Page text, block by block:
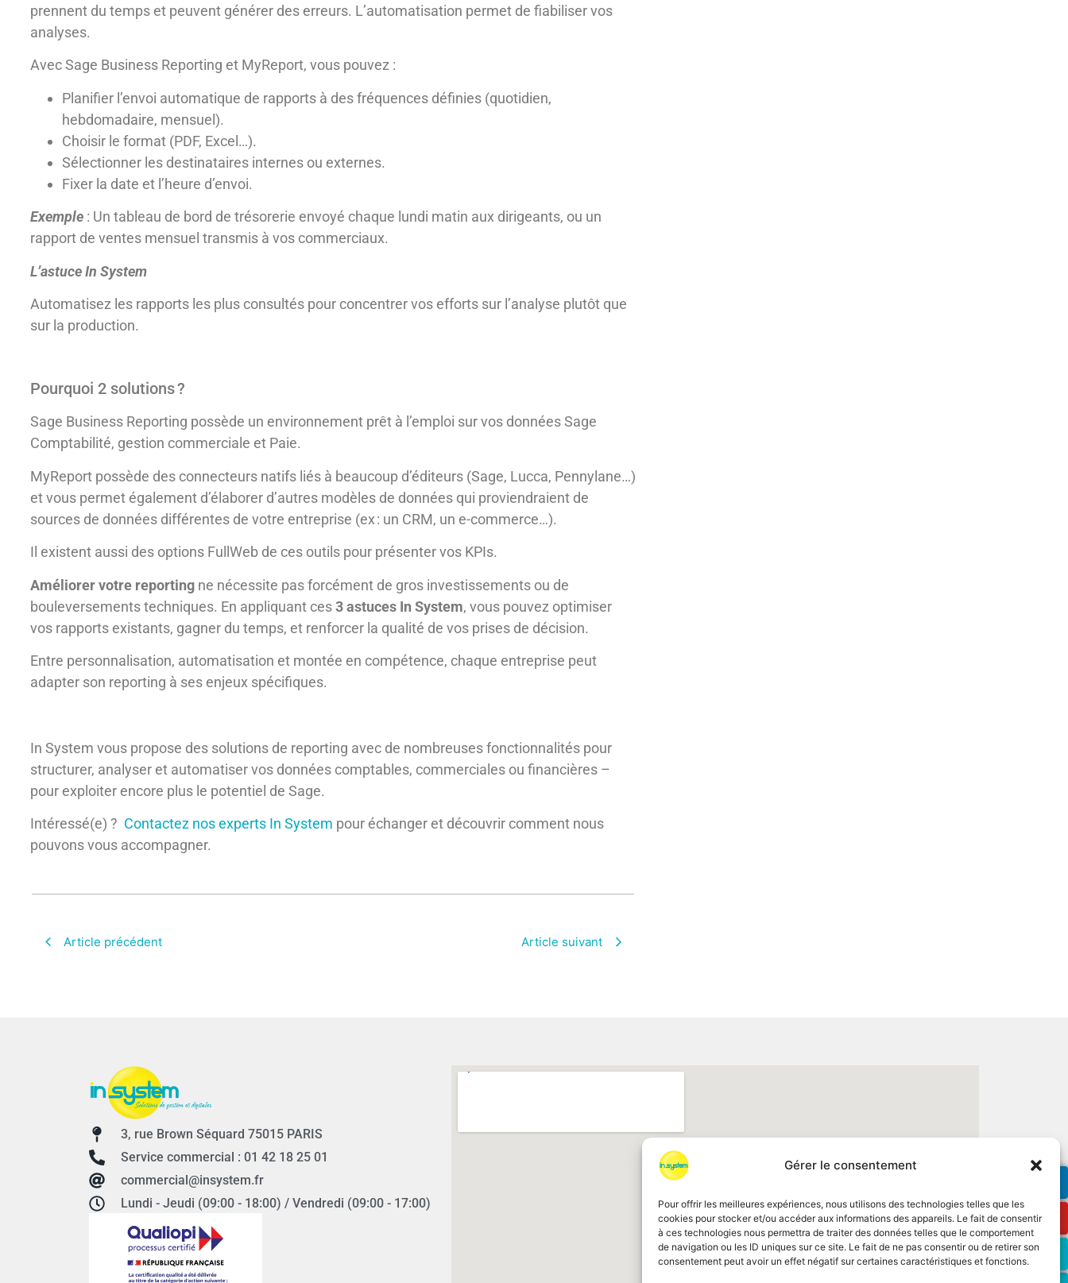
Gérer le consentement
Pour offrir les meilleures expériences, nous utilisons des technologies telles que les
cookies pour stocker et/ou accéder aux informations des appareils. Le fait de consentir
à ces technologies nous permettra de traiter des données telles que le comportement
de navigation ou les ID uniques sur ce site. Le fait de ne pas consentir ou de retirer son
consentement peut avoir un effet négatif sur certaines caractéristiques et fonctions.
prennent du temps et peuvent générer des erreurs. L’automatisation permet de fiabiliser vos
analyses.
Avec Sage Business Reporting et MyReport, vous pouvez :
Planifier l’envoi automatique de rapports à des fréquences définies (quotidien,
hebdomadaire, mensuel).
Choisir le format (PDF, Excel…).
Sélectionner les destinataires internes ou externes.
Fixer la date et l’heure d’envoi.
Exemple : Un tableau de bord de trésorerie envoyé chaque lundi matin aux dirigeants, ou un
rapport de ventes mensuel transmis à vos commerciaux.
L’astuce In System
Automatisez les rapports les plus consultés pour concentrer vos efforts sur l’analyse plutôt que
sur la production.
Pourquoi 2 solutions ?
Sage Business Reporting possède un environnement prêt à l’emploi sur vos données Sage
Comptabilité, gestion commerciale et Paie.
MyReport possède des connecteurs natifs liés à beaucoup d’éditeurs (Sage, Lucca, Pennylane…)
et vous permet également d’élaborer d’autres modèles de données qui proviendraient de
sources de données différentes de votre entreprise (ex : un CRM, un e-commerce…).
Il existent aussi des options FullWeb de ces outils pour présenter vos KPIs.
Améliorer votre reporting ne nécessite pas forcément de gros investissements ou de
bouleversements techniques. En appliquant ces3 astuces In System, vous pouvez optimiser
vos rapports existants, gagner du temps, et renforcer la qualité de vos prises de décision.
Entre personnalisation, automatisation et montée en compétence, chaque entreprise peut
adapter son reporting à ses enjeux spécifiques.
In System vous propose des solutions de reporting avec de nombreuses fonctionnalités pour
structurer, analyser et automatiser vos données comptables, commerciales ou financières –
pour exploiter encore plus le potentiel de Sage.
Intéressé(e) ? Contactez nos experts In System pour échanger et découvrir comment nous
pouvons vous accompagner.
Article précédent Article suivant
3, rue Brown Séquard 75015 PARIS
Service commercial : 01 42 18 25 01
commercial@insystem.fr
Lundi - Jeudi (09:00 - 18:00) / Vendredi (09:00 - 17:00)